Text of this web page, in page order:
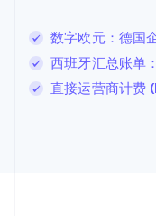
数字欧元：德国
西班牙汇总账单
直接运营商计费
卢森堡
罗马尼亚
English